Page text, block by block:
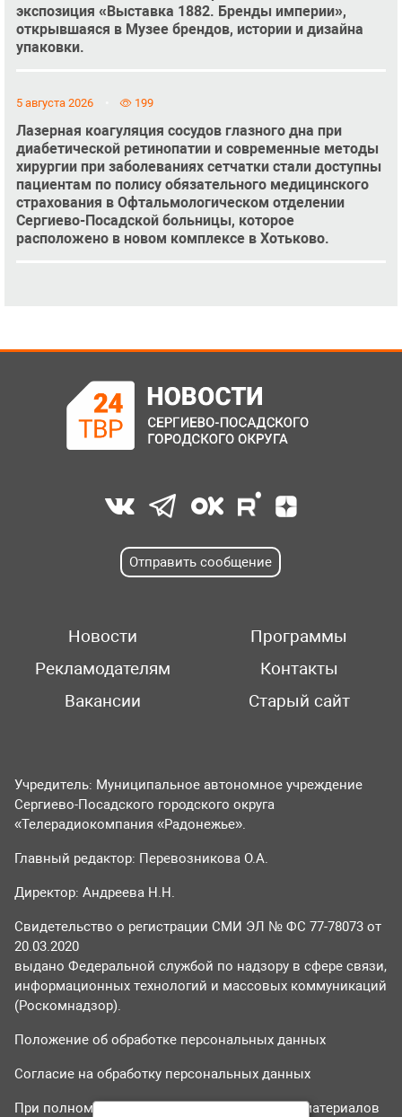
экспозиция «Выставка 1882. Бренды империи»,
открывшаяся в Музее брендов, истории и дизайна
упаковки.
5 августа 2026 199
Лазерная коагуляция сосудов глазного дна при
диабетической ретинопатии и современные методы
хирургии при заболеваниях сетчатки стали доступны
пациентам по полису обязательного медицинского
страхования в Офтальмологическом отделении
Сергиево-Посадской больницы, которое
расположено в новом комплексе в Хотьково.
Отправить сообщение
Новости
Программы
Рекламодателям
Контакты
Вакансии
Старый сайт
Учредитель: Муниципальное автономное учреждение
Сергиево-Посадского городского округа
«Телерадиокомпания «Радонежье».
Главный редактор: Перевозникова О.А.
Директор: Андреева Н.Н.
Свидетельство о регистрации СМИ ЭЛ № ФС 77-78073 от
20.03.2020
выдано Федеральной службой по надзору в сфере связи,
информационных технологий и массовых коммуникаций
(Роскомнадзор).
Положение об обработке персональных данных
Согласие на обработку персональных данных
При полном или частичном использовании материалов